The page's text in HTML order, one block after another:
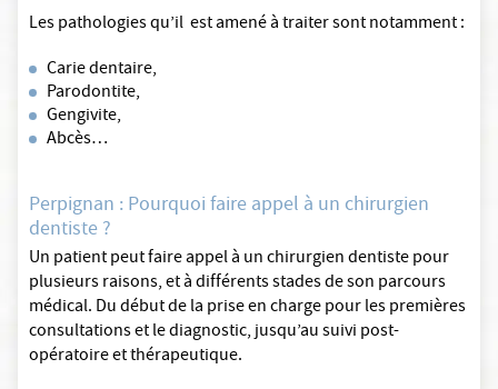
Les pathologies qu’il est amené à traiter sont notamment :
Carie dentaire,
Parodontite,
Gengivite,
Abcès…
Perpignan : Pourquoi faire appel à un chirurgien
dentiste ?
Un patient peut faire appel à un chirurgien dentiste pour
plusieurs raisons, et à différents stades de son parcours
médical. Du début de la prise en charge pour les premières
consultations et le diagnostic, jusqu’au suivi post-
opératoire et thérapeutique.